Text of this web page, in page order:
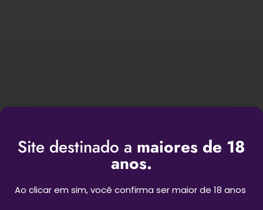
Site destinado a maiores de 18
anos.
Ao clicar em sim, você confirma ser maior de 18 anos